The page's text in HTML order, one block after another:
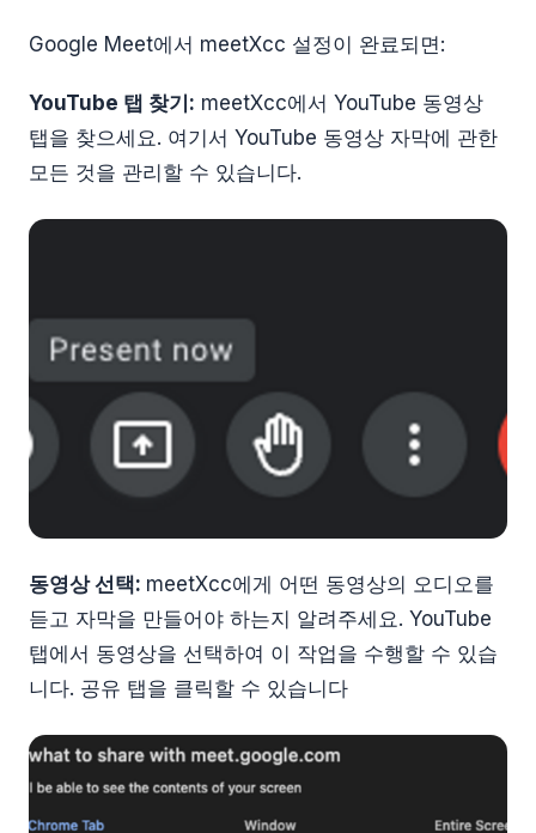
Google Meet에서 meetXcc 설정이 완료되면:
YouTube 탭 찾기: meetXcc에서 YouTube 동영상
탭을 찾으세요. 여기서 YouTube 동영상 자막에 관한
모든 것을 관리할 수 있습니다.
동영상 선택: meetXcc에게 어떤 동영상의 오디오를
듣고 자막을 만들어야 하는지 알려주세요. YouTube
탭에서 동영상을 선택하여 이 작업을 수행할 수 있습
니다. 공유 탭을 클릭할 수 있습니다